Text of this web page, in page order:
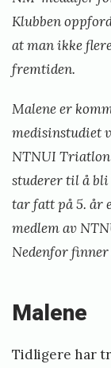
Klubben
at man ikke
fremtiden.
Malene er
medisinstudiet
NTNUI Triatlon
studerer til å bli
tar fatt på 5. år
medlem av
Nedenfor finner
Malene
Tidligere har